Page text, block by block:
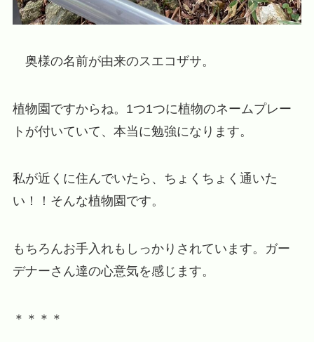
奥様の名前が由来のスエコザサ。
植物園ですからね。1つ1つに植物のネームプレー
トが付いていて、本当に勉強になります。
私が近くに住んでいたら、ちょくちょく通いた
い！！そんな植物園です。
もちろんお手入れもしっかりされています。ガー
デナーさん達の心意気を感じます。
＊＊＊＊